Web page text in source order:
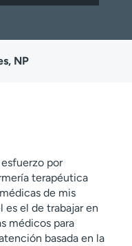
y eventos
NP
por
terapéutica
de mis
es el de trabajar en
médicos para
basada en la